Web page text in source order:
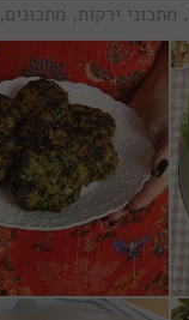
, מתכוני ירקות, מתכונים,